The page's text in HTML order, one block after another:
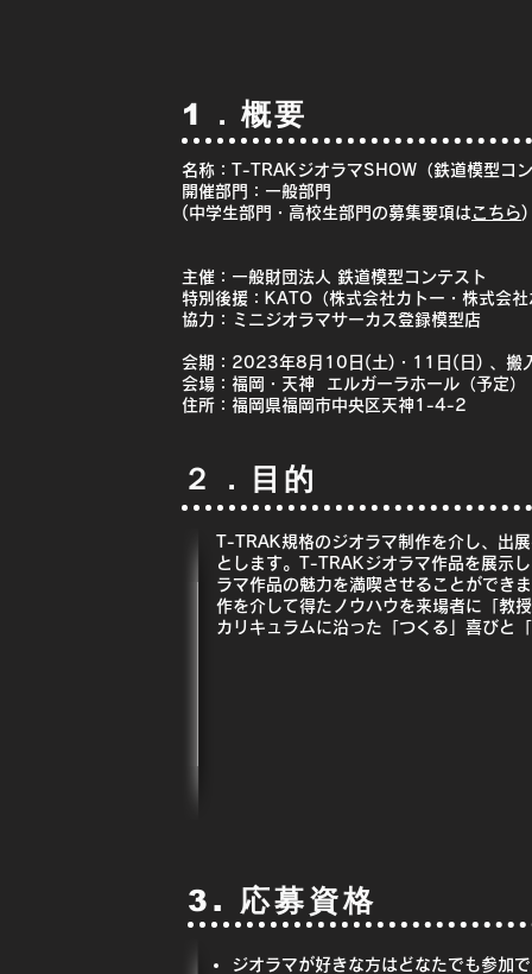
1．概要
名称：T-TRAKジオラマSHOW（鉄道模型コ
開催部門： 一般部門
(中学生部門・高校生部門の募集要項はこちら)
主催：一般財団法人 鉄道模型コンテスト
特別後援：KATO（株式会社カトー・株式会
協力：ミニジオラマサーカス登録模型店
会期：2023年8月10日(土)・11日(日) 、搬
会場：福岡・天神 エルガーラホール（予定）
住所：福岡県福岡市中央区天神1-4-2
２．目的
T-TRAK規格のジオラマ制作を介し、出
とします。T-TRAKジオラマ作品を展示
ラマ作品の魅力を満喫させることができ
作を介して得たノウハウを来場者に「教
カリキュラムに沿った「つくる」喜びと
3. 応募資格
ジオラマが好きな方はどなたでも参加